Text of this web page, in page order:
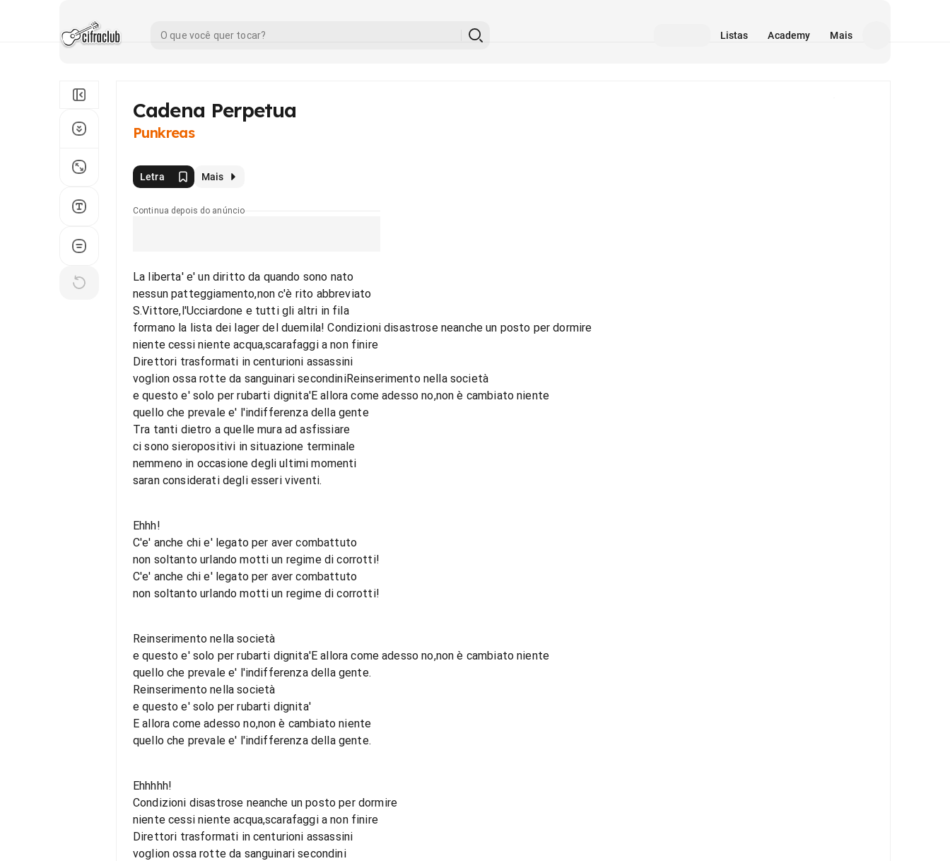
Listas Academy Mais
Cadena Perpetua
Punkreas
Letra Mais
Continua depois do anúncio
La liberta' e' un diritto da quando sono nato
nessun patteggiamento,non c'è rito abbreviato
S.Vittore,l'Ucciardone e tutti gli altri in fila
formano la lista dei lager del duemila! Condizioni disastrose neanche un posto per dormire
niente cessi niente acqua,scarafaggi a non finire
Direttori trasformati in centurioni assassini
voglion ossa rotte da sanguinari secondiniReinserimento nella società
e questo e' solo per rubarti dignita'E allora come adesso no,non è cambiato niente
quello che prevale e' l'indifferenza della gente
Tra tanti dietro a quelle mura ad asfissiare
ci sono sieropositivi in situazione terminale
nemmeno in occasione degli ultimi momenti
saran considerati degli esseri viventi.
Ehhh!
C'e' anche chi e' legato per aver combattuto
non soltanto urlando motti un regime di corrotti!
C'e' anche chi e' legato per aver combattuto
non soltanto urlando motti un regime di corrotti!
Reinserimento nella società
e questo e' solo per rubarti dignita'E allora come adesso no,non è cambiato niente
quello che prevale e' l'indifferenza della gente.
Reinserimento nella società
e questo e' solo per rubarti dignita'
E allora come adesso no,non è cambiato niente
quello che prevale e' l'indifferenza della gente.
Ehhhhh!
Condizioni disastrose neanche un posto per dormire
niente cessi niente acqua,scarafaggi a non finire
Direttori trasformati in centurioni assassini
voglion ossa rotte da sanguinari secondini